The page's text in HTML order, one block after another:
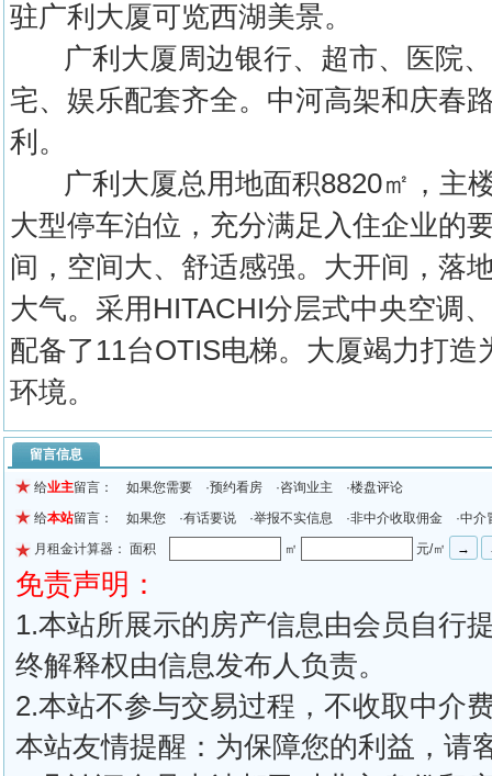
驻广利大厦可览西湖美景。
广利大厦周边银行、超市、医院、
宅、娱乐配套齐全。中河高架和庆春
利。
广利大厦总用地面积8820㎡，主
大型停车泊位，充分满足入住企业的
间，空间大、舒适感强。大开间，落
大气。采用HITACHI分层式中央空调
配备了11台OTIS电梯。大厦竭力打
环境。
留言信息
给业主留言： 如果您需要 ·预约看房 ·咨询业主 ·楼盘评论
给本站留言： 如果您 ·有话要说 ·举报不实信息 ·非中介收取佣金 ·中介
月租金计算器： 面积
㎡ 元/㎡
免责声明：
1.本站所展示的房产信息由会员自行
终解释权由信息发布人负责。
2.本站不参与交易过程，不收取中介
本站友情提醒：为保障您的利益，请